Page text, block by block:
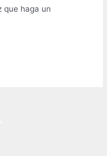
que haga un